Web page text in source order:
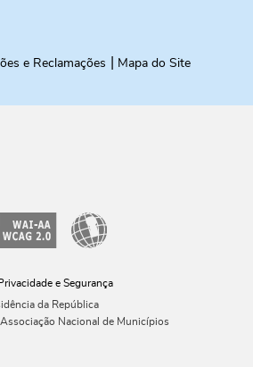
e Reclamações Mapa do Site
e Segurança
da República
Associação Nacional de Municípios